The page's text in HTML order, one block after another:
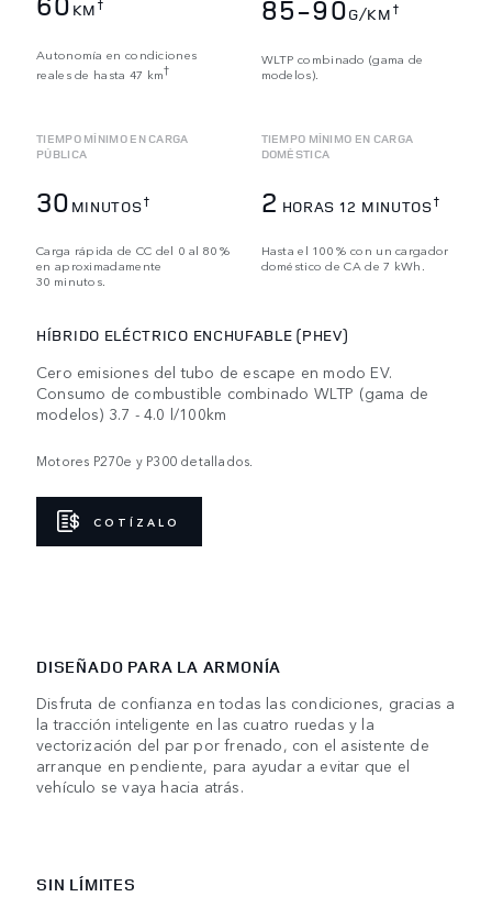
KM †
Autonomía en condiciones
reales de hasta 47 km†
85-90G/KM †
WLTP combinado (gama de
modelos).
TIEMPO MÍNIMO EN CARGA
PÚBLICA
30 MINUTOS†
Carga rápida de CC del 0 al 80 %
en aproximadamente
30 minutos.
TIEMPO MÍNIMO EN CARGA
DOMÉSTICA
2 HORAS 12 MINUTOS†
Hasta el 100 % con un cargador
doméstico de CA de 7 kWh.
HÍBRIDO ELÉCTRICO ENCHUFABLE (PHEV)
Cero emisiones del tubo de escape en modo EV.
Consumo de combustible combinado WLTP (gama de
modelos) 3.7 - 4.0 l/100km
Motores P270e y P300 detallados.
COTÍZALO
DISEÑADO PARA LA ARMONÍA
Disfruta de confianza en todas las condiciones, gracias a
la tracción inteligente en las cuatro ruedas y la
vectorización del par por frenado, con el asistente de
arranque en pendiente, para ayudar a evitar que el
vehículo se vaya hacia atrás.
SIN LÍMITES